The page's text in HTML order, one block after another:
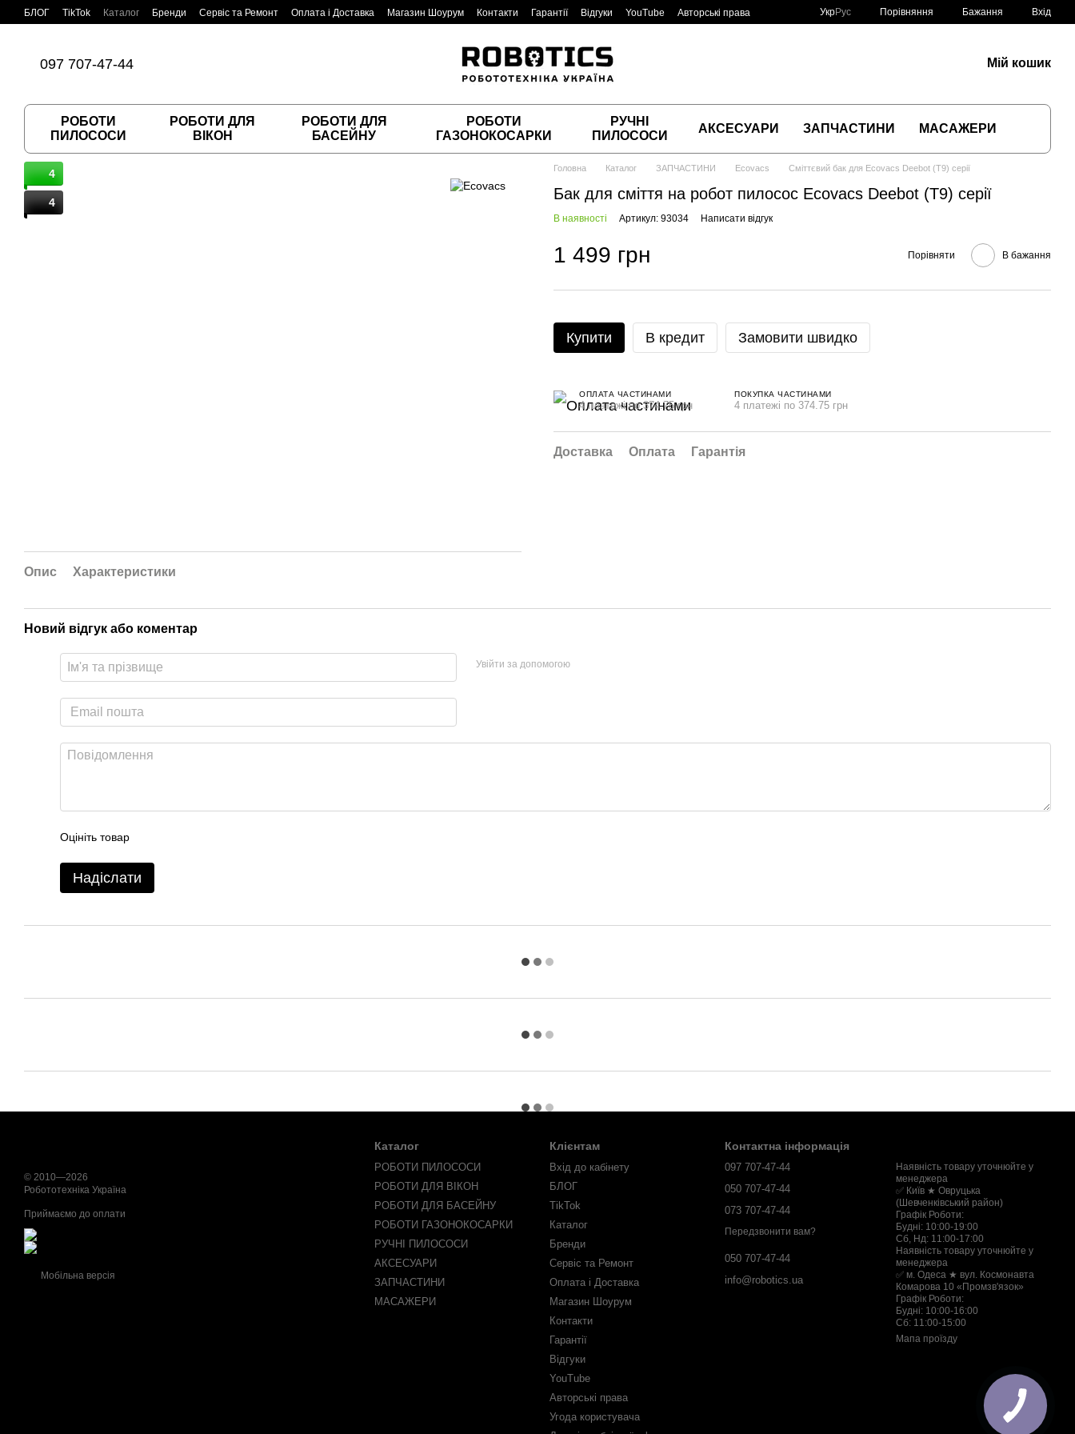
Перейти до основного контенту
БЛОГ TikTok Каталог Бренди Сервіс та Ремонт Оплата і Доставка Магазин Шоурум Контакти Гарантії Відгуки YouTube
Авторські права
УкрРус Порівняння Бажання Вхід
097 707-47-44 Мій кошик
РОБОТИ
ПИЛОСОСИ
РОБОТИ ДЛЯ
ВІКОН
РОБОТИ ДЛЯ
БАСЕЙНУ
РОБОТИ
ГАЗОНОКОСАРКИ
РУЧНІ
ПИЛОСОСИ
АКСЕСУАРИ ЗАПЧАСТИНИ МАСАЖЕРИ
4
4
Опис Характеристики
Головна Каталог ЗАПЧАСТИНИ Ecovacs Сміттєвий бак для Ecovacs Deebot (T9) серії
Бак для сміття на робот пилосос Ecovacs Deebot (T9) серії
В наявності Артикул: 93034 Написати відгук
1 499 грн Порівняти В бажання
Купити В кредит Замовити швидко
ОПЛАТА ЧАСТИНАМИ
4 платежі по 374.75 грн
ПОКУПКА ЧАСТИНАМИ
4 платежі по 374.75 грн
Доставка Оплата Гарантія
Новий відгук або коментар
Увійти за допомогою
Оцініть товар
Надіслати
© 2010—2026
Робототехніка Україна
Приймаємо до оплати
Мобільна версія
Каталог
РОБОТИ ПИЛОСОСИ
РОБОТИ ДЛЯ ВІКОН
РОБОТИ ДЛЯ БАСЕЙНУ
РОБОТИ ГАЗОНОКОСАРКИ
РУЧНІ ПИЛОСОСИ
АКСЕСУАРИ
ЗАПЧАСТИНИ
МАСАЖЕРИ
Клієнтам
Вхід до кабінету
БЛОГ
TikTok
Каталог
Бренди
Сервіс та Ремонт
Оплата і Доставка
Магазин Шоурум
Контакти
Гарантії
Відгуки
YouTube
Авторські права
Угода користувача
Контактна інформація
097 707-47-44
050 707-47-44
073 707-47-44
Передзвонити вам?
050 707-47-44
info@robotics.ua
Наявність товару уточнюйте у
менеджера
✅ Київ ★ Овруцька
(Шевченківський район)
Графік Роботи:
Будні: 10:00-19:00
Сб, Нд: 11:00-17:00
Наявність товару уточнюйте у
менеджера
✅ м. Одеса ★ вул. Космонавта
Комарова 10 «Промзв'язок»
Графік Роботи:
Будні: 10:00-16:00
Сб: 11:00-15:00
Мапа проїзду